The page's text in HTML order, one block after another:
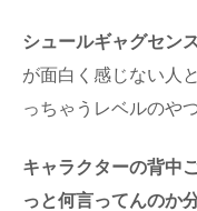
シュールギャグセン
が面白く感じない人
っちゃうレベルのや
キャラクターの背中
っと何言ってんのか